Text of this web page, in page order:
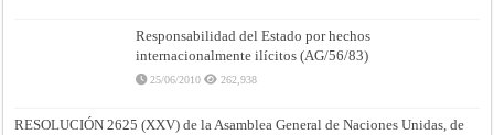
Responsabilidad del Estado por hechos
internacionalmente ilícitos (AG/56/83)
25/06/2010 262,938
RESOLUCIÓN 2625 (XXV) de la Asamblea General de Naciones Unidas, de